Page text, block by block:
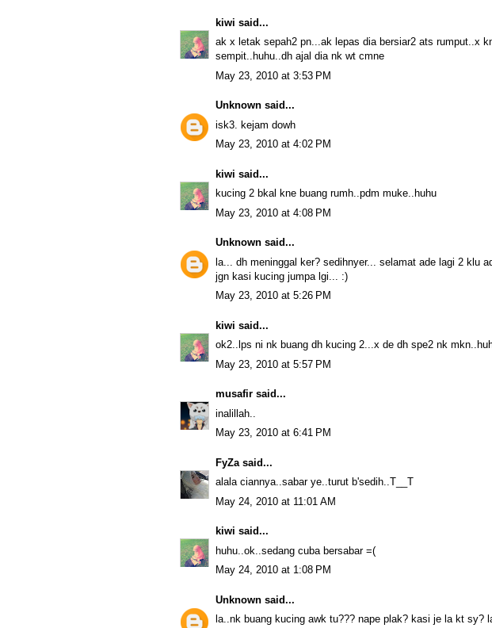
kiwi said...
ak x letak sepah2 pn...ak lepas dia bersiar2 ats rumput..x
sempit..huhu..dh ajal dia nk wt cmne
May 23, 2010 at 3:53 PM
Unknown said...
isk3. kejam dowh
May 23, 2010 at 4:02 PM
kiwi said...
kucing 2 bkal kne buang rumh..pdm muke..huhu
May 23, 2010 at 4:08 PM
Unknown said...
la... dh meninggal ker? sedihnyer... selamat ade lagi 2 klu
jgn kasi kucing jumpa lgi... :)
May 23, 2010 at 5:26 PM
kiwi said...
ok2..lps ni nk buang dh kucing 2...x de dh spe2 nk
May 23, 2010 at 5:57 PM
musafir said...
inalillah..
May 23, 2010 at 6:41 PM
FyZa said...
alala ciannya..sabar ye..turut b'sedih..T__T
May 24, 2010 at 11:01 AM
kiwi said...
huhu..ok..sedang cuba bersabar =(
May 24, 2010 at 1:08 PM
Unknown said...
la..nk buang kucing awk tu??? nape plak? kasi je la kt sy?